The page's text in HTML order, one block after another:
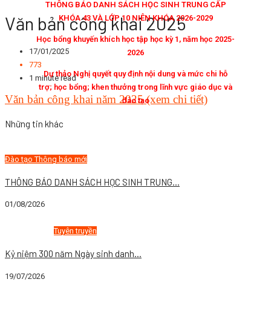
THÔNG BÁO DANH SÁCH HỌC SINH TRUNG CẤP
KHÓA 43 VÀ LỚP 10 NIÊN KHÓA 2026-2029
Học bổng khuyến khích học tập học kỳ 1, năm học 2025-
2026
Dự thảo Nghị quyết quy định nội dung và mức chi hỗ
trợ; học bổng; khen thưởng trong lĩnh vực giáo dục và
đào tạo
Văn bản công khai 2025
17/01/2025
773
1 minute read
Văn bản công khai năm 2025 (xem chi tiết)
Những tin khác
Đào tạoThông báo mới
THÔNG BÁO DANH SÁCH HỌC SINH TRUNG...
01/08/2026
Tuyên truyền
Kỷ niệm 300 năm Ngày sinh danh...
19/07/2026